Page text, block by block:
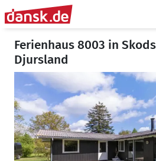
Ferienhaus 8003 in
Djursland